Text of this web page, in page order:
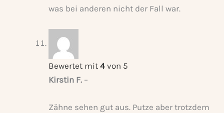
was bei anderen nicht der Fall war.
Bewertet mit4 von 5
Kirstin F. –
Zähne sehen gut aus. Putze aber trotzdem